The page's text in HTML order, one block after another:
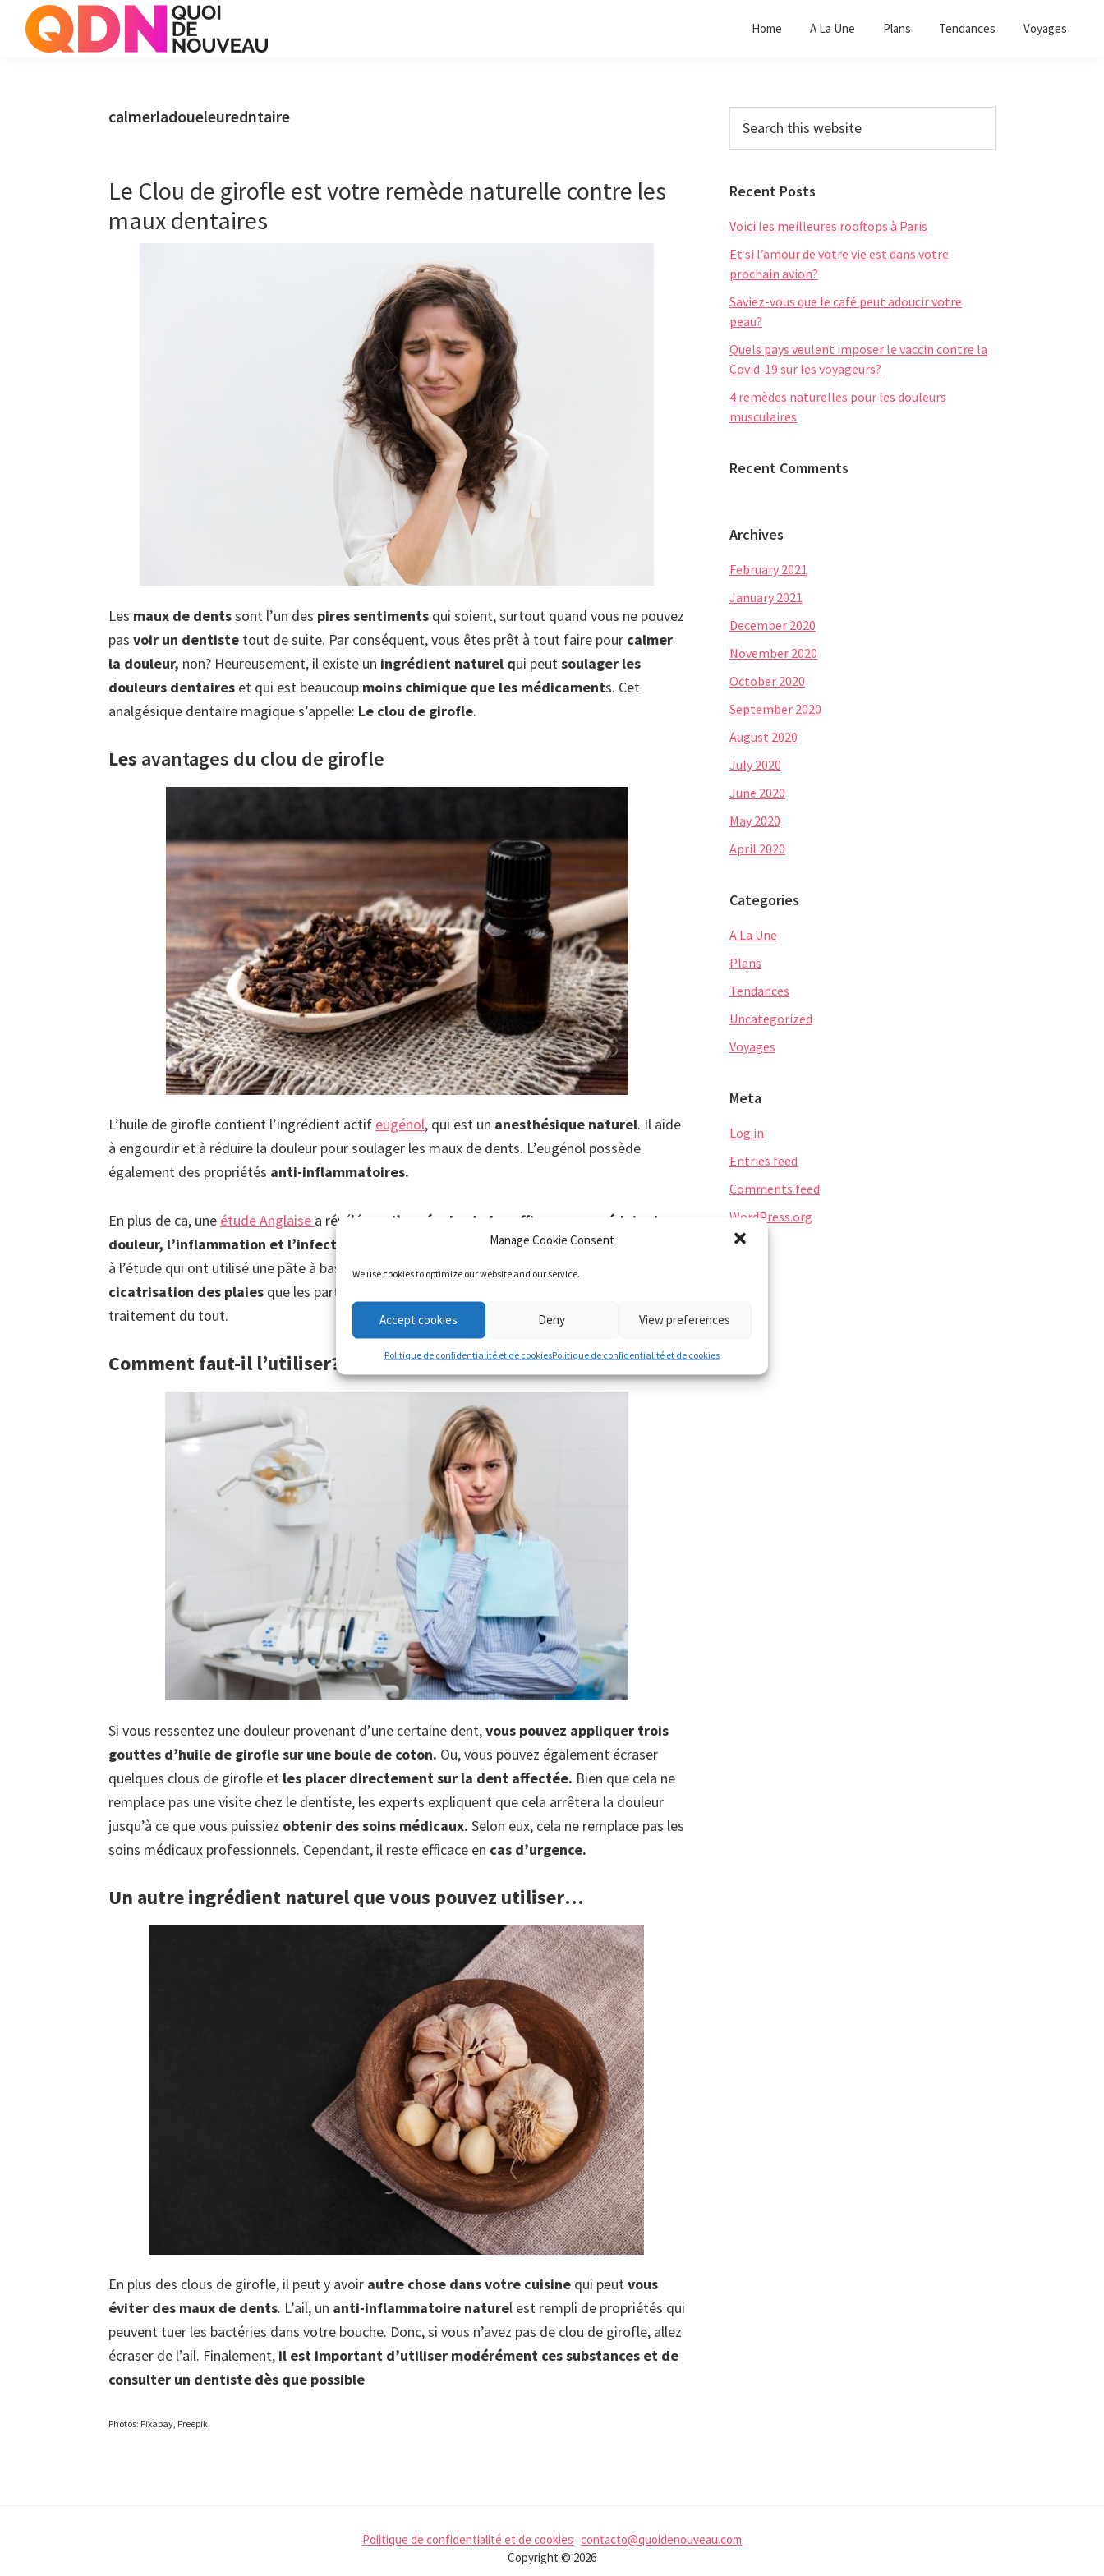
Manage Cookie Consent
We use cookies to optimize our website and our service.
Accept cookies Deny View preferences
Politique de confidentialité et de cookiesPolitique de confidentialité et de cookies
Home A La Une Plans Tendances Voyages
calmerladoueleuredntaire
Le Clou de girofle est votre remède naturelle contre les
maux dentaires
Les maux de dentssont l’un des pires sentiments qui soient, surtout quand vous ne pouvez
pas voir un dentiste tout de suite. Par conséquent, vous êtes prêt à tout faire pour calmer
la douleur, non? Heureusement, il existe un ingrédient naturel qui peut soulager les
douleurs dentaires et qui est beaucoup moins chimique que les médicaments. Cet
analgésique dentaire magique s’appelle: Le clou de girofle.
Les avantages du clou de girofle
L’huile de girofle contient l’ingrédient actif eugénol, qui est un anesthésique naturel. Il aide
à engourdir et à réduire la douleur pour soulager les maux de dents. L’eugénol possède
également des propriétés anti-inflammatoires.
En plus de ca, une étude Anglaise a révélé que l’eugénol est plus efficace pour réduire la
douleur, l’inflammation et l’infection qu’un autre type d’analgésique.Les participants
à l’étude qui ont utilisé une pâte à base d’eugénol ont également euune meilleure
cicatrisation des plaies que les participants qui ont utilisé un autre traitement ou aucun
traitement du tout.
Comment faut-il l’utiliser?
Si vous ressentez une douleur provenant d’une certaine dent,vous pouvez appliquer trois
gouttes d’huile de girofle sur une boule de coton. Ou, vous pouvez également écraser
quelques clous de girofle et les placer directement sur la dent affectée. Bien que cela ne
remplace pas une visite chez le dentiste, les experts expliquent que cela arrêtera la douleur
jusqu’à ce que vous puissiez obtenir des soins médicaux. Selon eux, cela ne remplace pas les
soins médicaux professionnels. Cependant, il reste efficace en cas d’urgence.
Un autre ingrédient naturel que vous pouvez utiliser…
En plus des clous de girofle, il peut y avoir autre chose dans votre cuisine qui peutvous
éviter des maux de dents. L’ail, un anti-inflammatoire naturel est rempli de propriétés qui
peuvent tuer les bactéries dans votre bouche. Donc, si vous n’avez pas de clou de girofle, allez
écraser de l’ail. Finalement, il est important d’utiliser modérément ces substances et de
consulter un dentiste dès que possible
Photos: Pixabay, Freepik.
Primary
Sidebar
this
Recent Posts
Voici les meilleures rooftops à Paris
Et si l’amour de votre vie est dans votre
prochain avion?
Saviez-vous que le café peut adoucir votre
peau?
Quels pays veulent imposer le vaccin contre la
Covid-19 sur les voyageurs?
4 remèdes naturelles pour les douleurs
musculaires
Recent Comments
Archives
February 2021
January 2021
December 2020
November 2020
October 2020
September 2020
August 2020
July 2020
June 2020
May 2020
April 2020
Categories
A La Une
Plans
Tendances
Uncategorized
Voyages
Meta
Log in
Entries feed
Comments feed
WordPress.org
Politique de confidentialité et de cookies · contacto@quoidenouveau.com
Copyright © 2026